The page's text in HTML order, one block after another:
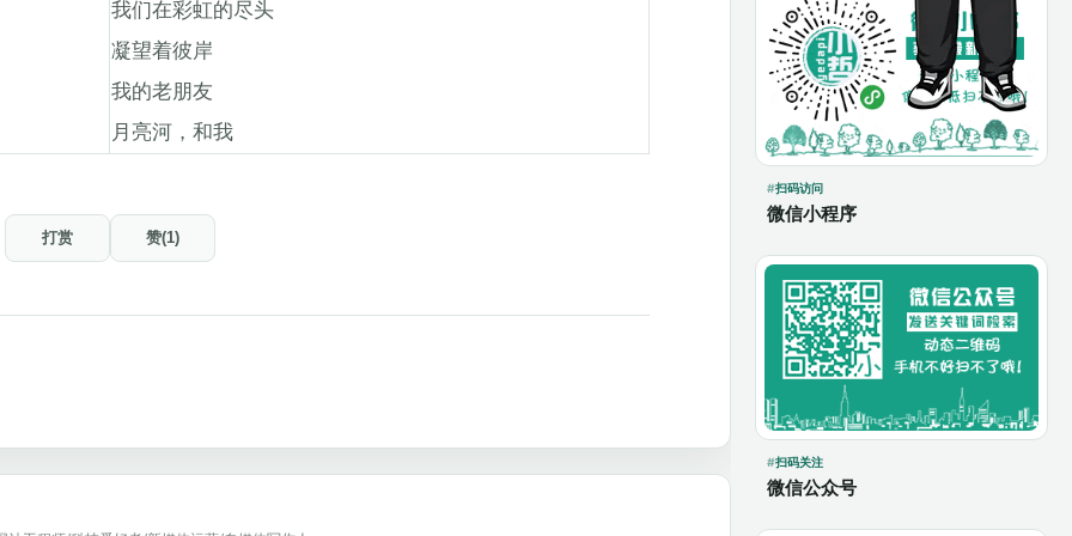
扫码访问
微信小程序
扫码关注
微信公众号
我们在彩虹的尽头
凝望着彼岸
我的老朋友
月亮河，和我
打赏 赞(1)